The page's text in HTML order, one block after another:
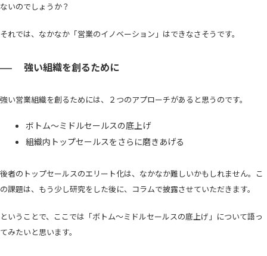
ないのでしょうか？
それでは、なかなか「営業のイノベーション」はできなさそうです。
強い組織を創るために
強い営業組織を創るためには、２つのアプローチがあると思うのです。
ボトム～ミドルセールスの底上げ
組織内トップセールスをさらに磨きあげる
後者のトップセールスのエリート化は、なかなか難しいかもしれません。こ
の課題は、もう少し研究をした後に、コラムで披露させていただきます。
ということで、ここでは「ボトム～ミドルセールスの底上げ」について語っ
てみたいと思います。